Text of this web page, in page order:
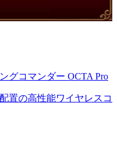
グコマンダー OCTA Pro
置の高性能ワイヤレスコ